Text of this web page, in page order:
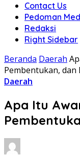
Contact Us
Pedoman
Redaksi
Right Sidebar
Beranda Daerah
Pembentukan, dan
Daerah
Apa Itu